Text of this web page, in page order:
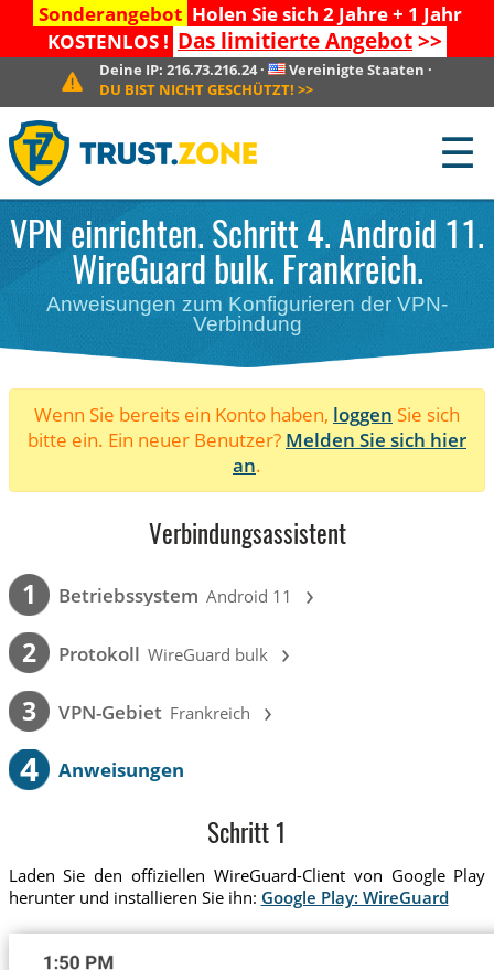
Sonderangebot Holen Sie sich 2 Jahre + 1 Jahr
KOSTENLOS ! Das limitierte Angebot>>
Deine IP:216.73.216.24· Vereinigte Staaten ·
DU BIST NICHT GESCHÜTZT! >>
☰
VPN einrichten. Schritt 4. Android 11.
WireGuard bulk. Frankreich.
Anweisungen zum Konfigurieren der VPN-
Verbindung
Wenn Sie bereits ein Konto haben, loggen Sie sich
bitte ein. Ein neuer Benutzer? Melden Sie sich hier
an.
Verbindungsassistent
1 Betriebssystem Android 11 ›
2 Protokoll WireGuard bulk ›
3 VPN-Gebiet Frankreich ›
4 Anweisungen
Schritt 1
Laden Sie den offiziellen WireGuard-Client von Google Play
herunter und installieren Sie ihn: Google Play: WireGuard